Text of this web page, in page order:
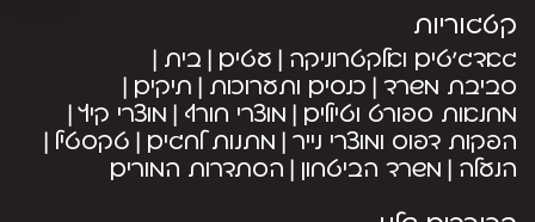
קטגוריות
גאדג’טים ואלקטרוניקה עטים בית
סביבת משרד כנסים ותערוכות תיקים
מחנאות ספורט וטיולים מוצרי חורף מוצרי קיץ
הפקות דפוס ומוצרי נייר מתנות לחגים טקסטיל
הנעלה משרד הביטחון הסתדרות המורים